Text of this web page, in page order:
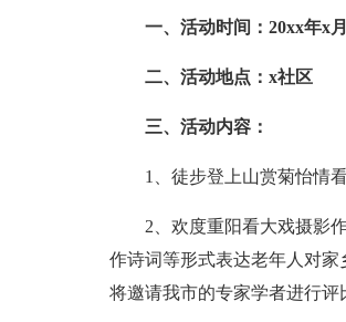
一、活动时间：20xx年x
二、活动地点：x社区
三、活动内容：
1、徒步登上山赏菊怡情
2、欢度重阳看大戏摄影
作诗词等形式表达老年人对
将邀请我市的专家学者进行评